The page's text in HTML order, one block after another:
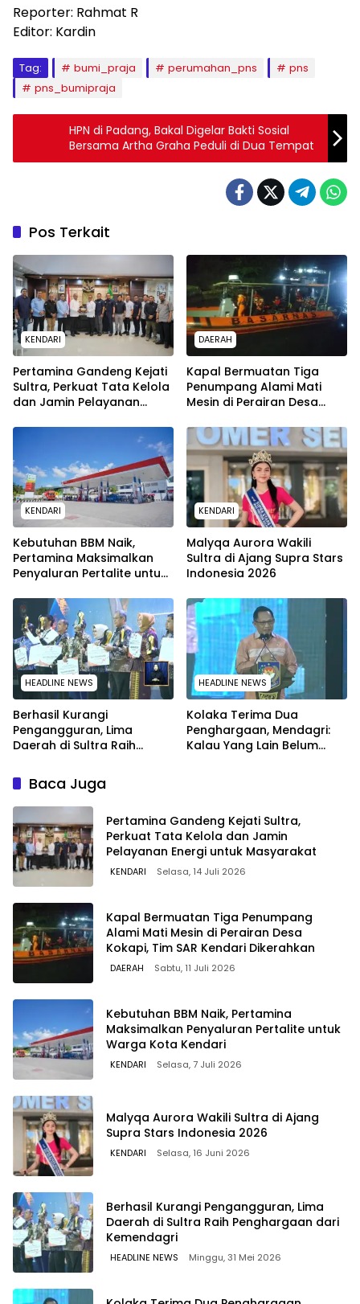
Reporter: Rahmat R
Editor: Kardin
Tag: bumi_praja perumahan_pns
pns
pns_bumipraja
HPN di Padang, Bakal Digelar Bakti Sosial
Bersama Artha Graha Peduli di Dua Tempat
Pos Terkait
KENDARI
Pertamina Gandeng Kejati
Sultra, Perkuat Tata Kelola
dan Jamin Pelayanan
DAERAH
Kapal Bermuatan Tiga
Penumpang Alami Mati
Mesin di Perairan Desa
Dikerahkan
KENDARI
Kebutuhan BBM Naik,
Pertamina Maksimalkan
Penyaluran Pertalite untuk
KENDARI
Malyqa Aurora Wakili
Sultra di Ajang Supra Stars
Indonesia 2026
HEADLINE NEWS
Berhasil Kurangi
Pengangguran, Lima
Daerah di Sultra Raih
Kemendagri
HEADLINE NEWS
Kolaka Terima Dua
Penghargaan, Mendagri:
Kalau Yang Lain Belum
Baca Juga
Pertamina Gandeng Kejati Sultra,
Perkuat Tata Kelola dan Jamin
Pelayanan Energi untuk Masyarakat
KENDARI Selasa, 14 Juli 2026
Kapal Bermuatan Tiga Penumpang
Alami Mati Mesin di Perairan Desa
Kokapi, Tim SAR Kendari Dikerahkan
DAERAH Sabtu, 11 Juli 2026
Kebutuhan BBM Naik, Pertamina
Maksimalkan Penyaluran Pertalite untuk
Warga Kota Kendari
KENDARI Selasa, 7 Juli 2026
Malyqa Aurora Wakili Sultra di Ajang
Supra Stars Indonesia 2026
KENDARI Selasa, 16 Juni 2026
Berhasil Kurangi Pengangguran, Lima
Daerah di Sultra Raih Penghargaan dari
Kemendagri
HEADLINE NEWS Minggu, 31 Mei 2026